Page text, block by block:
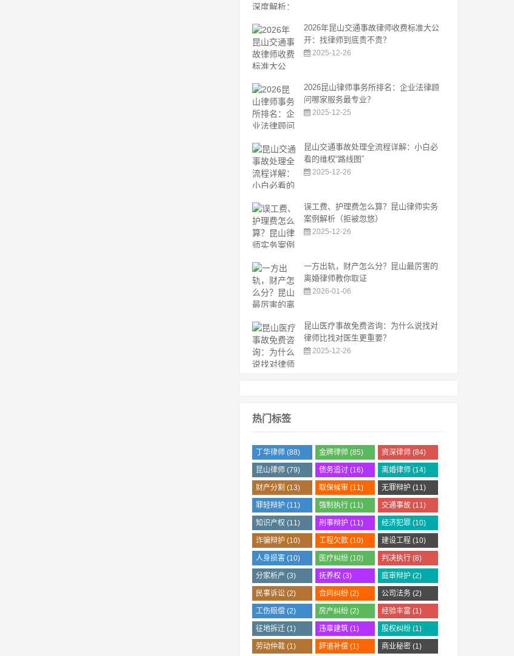
2026年昆山交通事故律师收费标准大公
开：找律师到底贵不贵？
2025-12-26
2026昆山律师事务所排名：企业法律顾
问哪家服务最专业？
2025-12-25
昆山交通事故处理全流程详解：小白必
看的维权“路线图”
2025-12-26
误工费、护理费怎么算？昆山律师实务
案例解析（拒被忽悠）
2025-12-26
一方出轨，财产怎么分？昆山最厉害的
离婚律师教你取证
2026-01-06
昆山医疗事故免费咨询：为什么说找对
律师比找对医生更重要？
2025-12-26
热门标签
丁华律师 (88) 金牌律师 (85) 资深律师 (84)
昆山律师 (79) 债务追讨(16) 离婚律师 (14)
财产分割 (13) 取保候审 (11) 无罪辩护 (11)
罪轻辩护 (11) 强制执行(11) 交通事故 (11)
知识产权 (11) 刑事辩护 (11) 经济犯罪 (10)
诈骗辩护 (10) 工程欠款(10) 建设工程 (10)
人身损害 (10) 医疗纠纷(10) 判决执行 (8)
分家析产 (3) 抚养权 (3) 庭审辩护 (2)
民事诉讼 (2) 合同纠纷(2) 公司法务 (2)
工伤赔偿 (2) 房产纠纷(2) 经验丰富 (1)
征地拆迁 (1) 违章建筑(1) 股权纠纷 (1)
劳动仲裁 (1) 辞退补偿(1) 商业秘密 (1)